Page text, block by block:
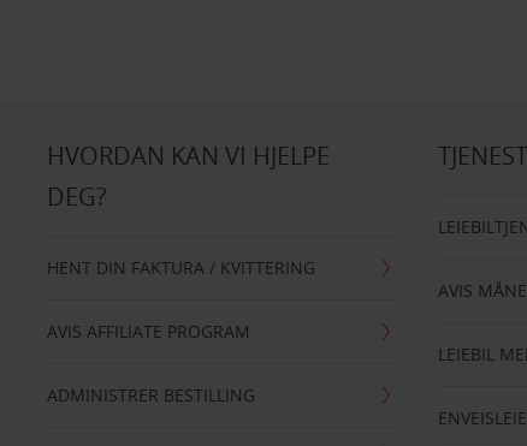
HVORDAN KAN VI HJELPE
DEG?
HENT DIN FAKTURA / KVITTERING
AVIS AFFILIATE PROGRAM
ADMINISTRER BESTILLING
AVIS
LEIEBIL